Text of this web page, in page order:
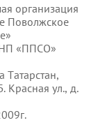
организация
Поволжское
«ППСО»
Татарстан,
Красная ул., д.